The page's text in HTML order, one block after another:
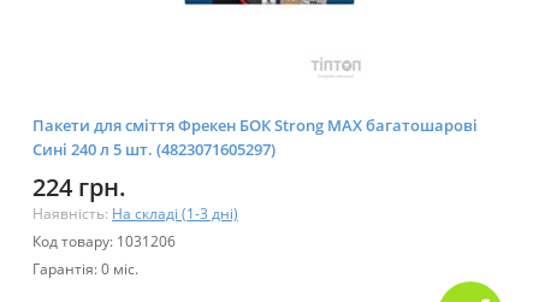
Пакети для сміття Фрекен БОК Strong MAX багатошарові
Сині 240 л 5 шт. (4823071605297)
224 грн.
Наявність: На складі (1-3 дні)
Код товару: 1031206
Гарантія: 0 міс.